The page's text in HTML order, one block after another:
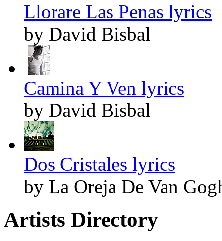
Llorare Las Penas lyrics
by David Bisbal
Camina Y Ven lyrics
by David Bisbal
Dos Cristales lyrics
by La Oreja De Van
Artists Directory